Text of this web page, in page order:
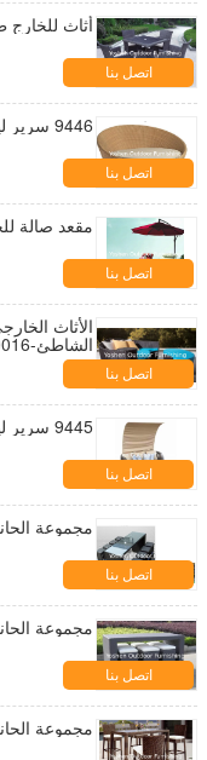
أثاث للخارج
اتصل بنا
9446 سرير ليلي
اتصل بنا
مقعد صالة
اتصل بنا
الأثاث
الشاطئ-20016
اتصل بنا
9445 سرير ليلي
اتصل بنا
مجموعة
اتصل بنا
مجموعة
اتصل بنا
مجموعة